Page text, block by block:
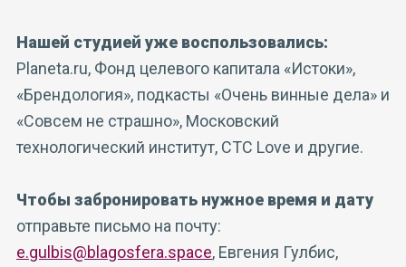
Нашей студией уже воспользовались:
Planeta.ru, Фонд целевого капитала «Истоки»,
«Брендология», подкасты «Очень винные дела» и
«Совсем не страшно», Московский
технологический институт, СТС Love и другие.
Чтобы забронировать нужное время и дату
отправьте письмо на почту:
e.gulbis@blagosfera.space, Евгения Гулбис,